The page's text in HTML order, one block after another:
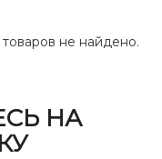
не найдено.
НА